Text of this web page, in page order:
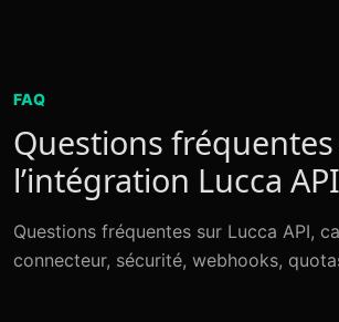
FAQ
Questions
l’intégration Lucca API
Questions fréquentes sur Lucca API,
connecteur, sécurité, webhooks,